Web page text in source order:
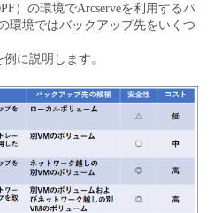
歴
）の環境でArcserveを利用するパ
環境ではバックアップ先をいくつ
に説明します。